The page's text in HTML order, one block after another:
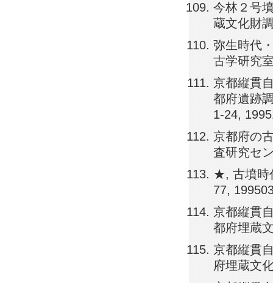
今林２号
蔵文化財
弥生時代
古学研究
京都縦貫
都府遺跡
1-24,
京都府の
査研究セ
★, 古墳時
77,
京都縦貫
都府埋蔵
京都縦貫
府埋蔵文